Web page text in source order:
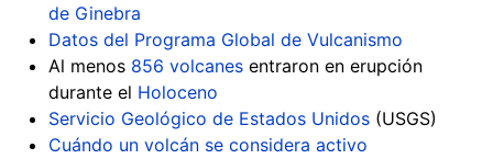
de Ginebra
Datos del Programa Global de Vulcanismo
Al menos 856 volcanes entraron en erupción
durante el Holoceno
Servicio Geológico de Estados Unidos (USGS)
Cuándo un volcán se considera activo